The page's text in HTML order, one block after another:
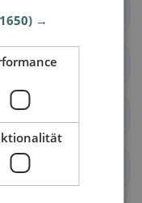
du-Milieu
Ponts-de-Martel
→